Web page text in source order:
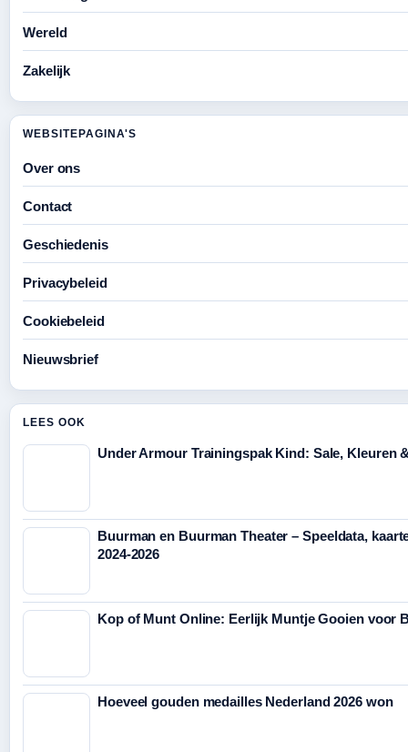
Wereld
Zakelijk
WEBSITEPAGINA'S
Over ons
Contact
Geschiedenis
Privacybeleid
Cookiebeleid
Nieuwsbrief
LEES OOK
Under Armour Trainingspak Kind: Sale, Kleuren
Buurman en Buurman Theater – Speeldata,
2024-2026
Kop of Munt Online: Eerlijk Muntje Gooien voor
Hoeveel gouden medailles Nederland 2026 won